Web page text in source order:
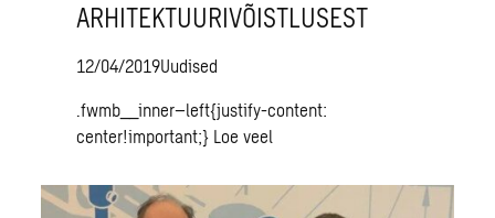
ARHITEKTUURIVÕISTLUSEST
12/04/2019Uudised
.fwmb__inner–left{justify-content:
center!important;} Loe veel